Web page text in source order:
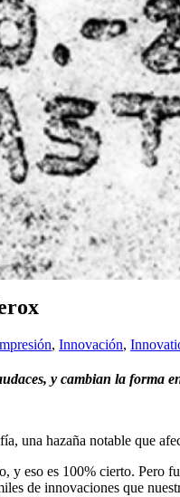
, Innovación,
y cambian la forma
una hazaña notable que
eso es 100% cierto. Pero
de innovaciones que